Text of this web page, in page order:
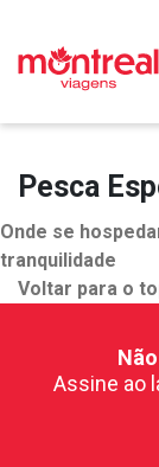
Pesca
Onde se
tranquilidade
Voltar para o
Assine ao